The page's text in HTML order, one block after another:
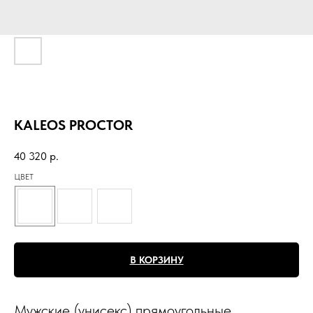
KALEOS PROCTOR
40 320 р.
ЦВЕТ
В КОРЗИНУ